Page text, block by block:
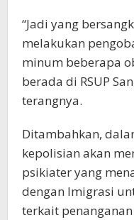
“Jadi yang
melakukan
minum beberapa
berada di RSUP
terangnya.
Ditambahkan,
kepolisian akan
psikiater yang
dengan Imigrasi
terkait